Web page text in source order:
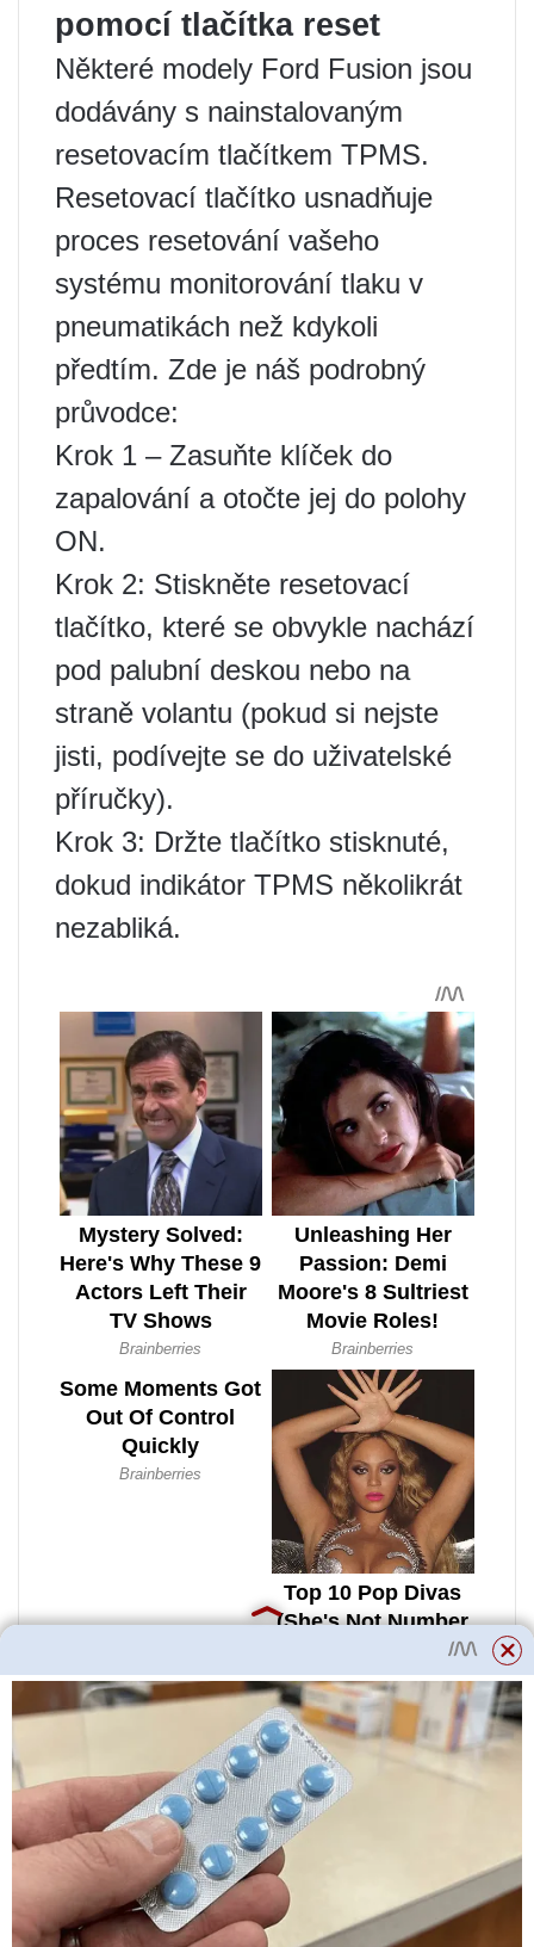
pomocí tlačítka reset
Některé modely Ford Fusion jsou
dodávány s nainstalovaným
resetovacím tlačítkem TPMS.
Resetovací tlačítko usnadňuje
proces resetování vašeho
systému monitorování tlaku v
pneumatikách než kdykoli
předtím. Zde je náš podrobný
průvodce:
Krok 1 – Zasuňte klíček do
zapalování a otočte jej do polohy
ON.
Krok 2: Stiskněte resetovací
tlačítko, které se obvykle nachází
pod palubní deskou nebo na
straně volantu (pokud si nejste
jisti, podívejte se do uživatelské
příručky).
Krok 3: Držte tlačítko stisknuté,
dokud indikátor TPMS několikrát
nezabliká.
Krok 4: Nyní můžete zcela otočit
klíčkem v zapalování a
nastartovat motor.
Krok 5 – Nechte stroj běžet
přibližně 20 minut. Systém TPMS
je nyní nutné resetovat.